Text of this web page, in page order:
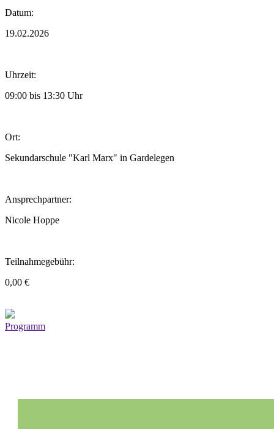
Datum:
19.02.2026
Uhrzeit:
09:00 bis 13:30 Uhr
Ort:
Sekundarschule "Karl Marx" in Gardelegen
Ansprechpartner:
Nicole Hoppe
Teilnahmegebühr:
0,00 €
Programm